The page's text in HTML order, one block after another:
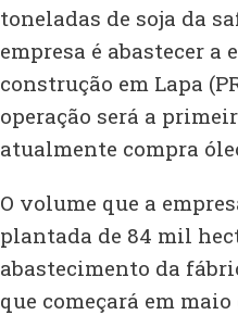
toneladas de soja da
empresa é abastecer a
construção em Lapa
operação será a
atualmente compra
O volume que a
plantada de 84 mil
abastecimento da
que começará em maio